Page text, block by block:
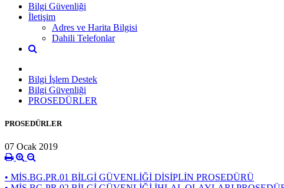
Bilgi Güvenliği
İletişim
Adres ve Harita Bilgisi
Dahili Telefonlar
Bilgi İşlem Destek
Bilgi Güvenliği
PROSEDÜRLER
PROSEDÜRLER
07 Ocak 2019
• MİS.BG.PR.01 BİLGİ GÜVENLİĞİ DİSİPLİN PROSEDÜRÜ